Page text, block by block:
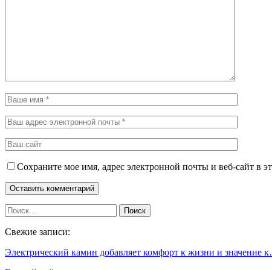
Сохраните мое имя, адрес электронной почты и веб-сайт в
Свежие записи:
Электрический камин добавляет комфорт к жизни и значение